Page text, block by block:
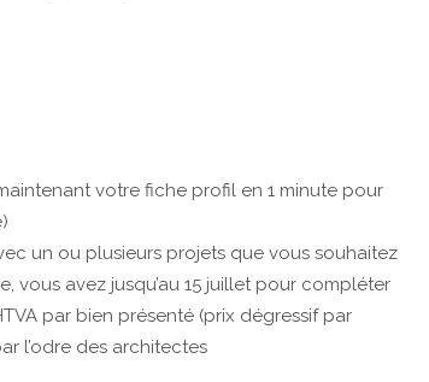
votre fiche profil en 1 minute pour
un ou plusieurs projets que vous souhaitez
vous avez jusqu’au 15 juillet pour compléter
par bien présenté (prix dégressif par
l’odre des architectes